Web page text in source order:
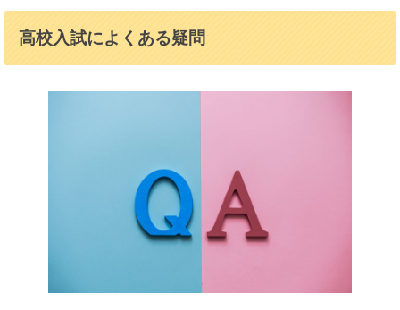
高校入試によくある疑問